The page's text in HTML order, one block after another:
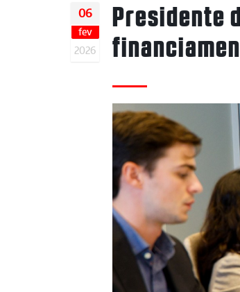
06
fev
2026
Presidente